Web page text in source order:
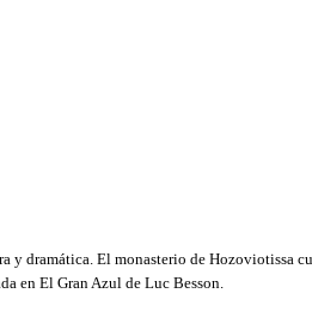
y dramática. El monasterio de Hozoviotissa
en El Gran Azul de Luc Besson.